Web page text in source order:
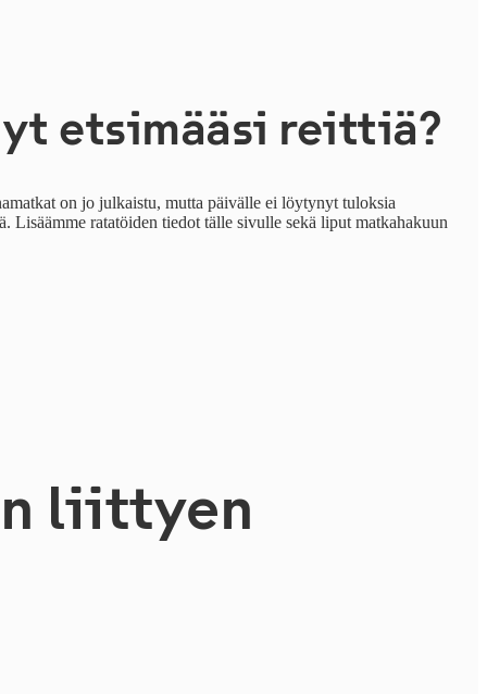
etsimääsi reittiä?
on jo julkaistu, mutta päivälle ei löytynyt tuloksia
Lisäämme ratatöiden tiedot tälle sivulle sekä liput matkahakuun
liittyen